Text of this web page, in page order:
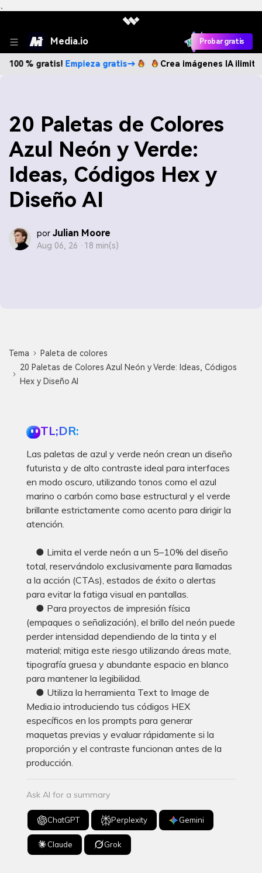
、
Media.io Probar gratis
Empieza gratis→ Crea imágenes IA ilimitadas. 100
20 Paletas de Colores
Azul Neón y Verde:
Ideas, Códigos Hex y
Diseño AI
por Julian Moore
Aug 06, 26 · 18 min(s)
Tema
Paleta de colores
20 Paletas de Colores Azul Neón y Verde: Ideas, Códigos
Hex y Diseño AI
TL;DR:
Las paletas de azul y verde neón crean un diseño
futurista y de alto contraste ideal para interfaces
en modo oscuro, utilizando tonos como el azul
marino o carbón como base estructural y el verde
brillante estrictamente como acento para dirigir la
atención.
● Limita el verde neón a un 5–10% del diseño
total, reservándolo exclusivamente para llamadas
a la acción (CTAs), estados de éxito o alertas
para evitar la fatiga visual en pantallas.
● Para proyectos de impresión física
(empaques o señalización), el brillo del neón puede
perder intensidad dependiendo de la tinta y el
material; mitiga este riesgo utilizando áreas mate,
tipografía gruesa y abundante espacio en blanco
para mantener la legibilidad.
● Utiliza la herramienta Text to Image de
Media.io introduciendo tus códigos HEX
específicos en los prompts para generar
maquetas previas y evaluar rápidamente si la
proporción y el contraste funcionan antes de la
producción.
Ask AI for a summary
ChatGPT Perplexity Gemini
Claude Grok